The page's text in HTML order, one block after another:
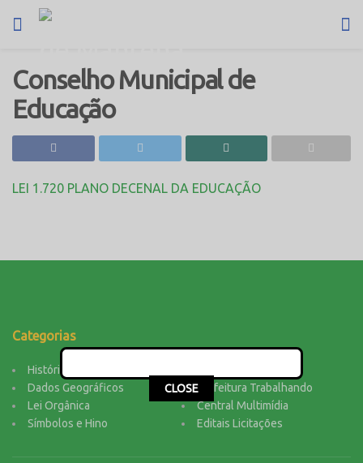
Conselho Municipal de
Educação
LEI 1.720 PLANO DECENAL DA EDUCAÇÃO
Categorias
História do Município
Dados Geográficos
Lei Orgânica
Símbolos e Hino
Prefeitura Trabalhando
Central Multimídia
Editais Licitações
This popup will close in:16
CLOSE